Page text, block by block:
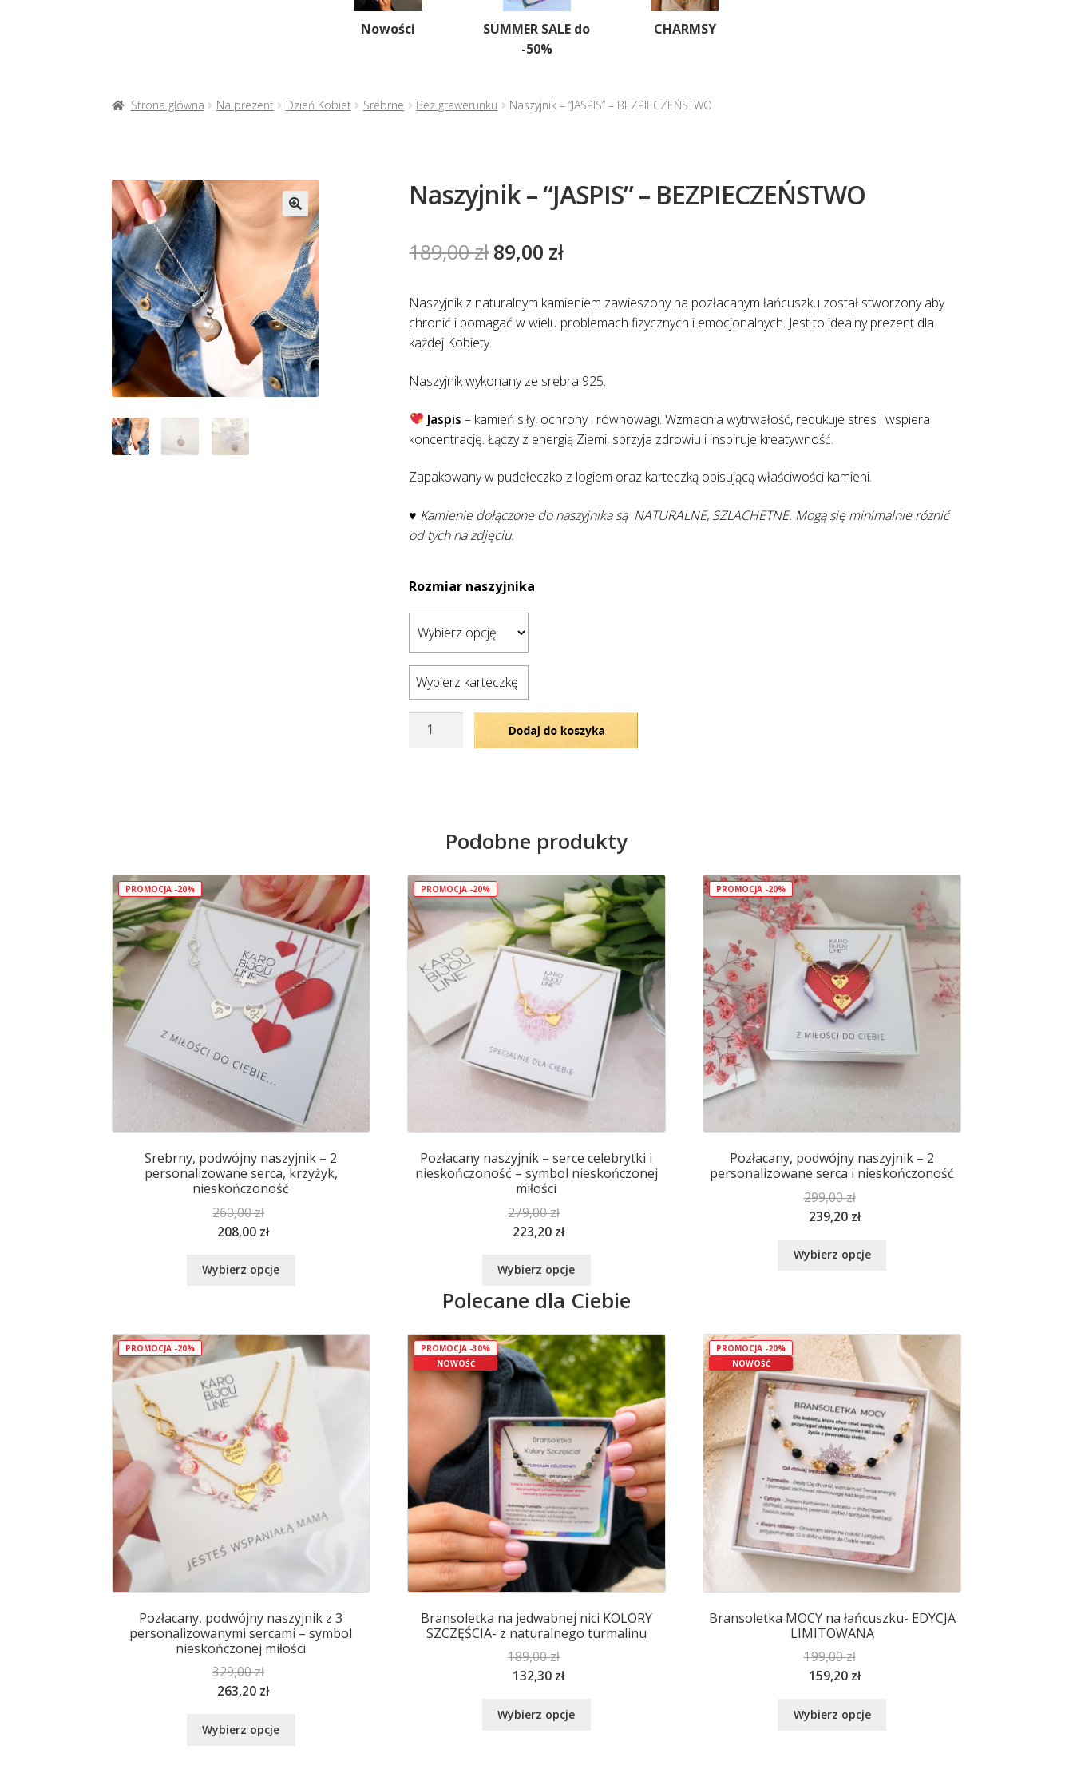
Nowości
SUMMER SALE do
-50%
CHARMSY
Strona główna Na prezent Dzień Kobiet Srebrne Bez grawerunku Naszyjnik – “JASPIS” – BEZPIECZEŃSTWO
Naszyjnik – “JASPIS” – BEZPIECZEŃSTWO
189,00zł Pierwotna
wynosiła:
189,00 zł.
89,00 złAktualna
wynosi:
89,00 zł.
Naszyjnik z naturalnym kamieniem zawieszony na pozłacanym łańcuszku został stworzony aby
chronić i pomagać w wielu problemach fizycznych i emocjonalnych. Jest to idealny prezent dla
każdej Kobiety.
Naszyjnik wykonany ze srebra 925.
Jaspis – kamień siły, ochrony i równowagi. Wzmacnia wytrwałość, redukuje stres i wspiera
koncentrację. Łączy z energią Ziemi, sprzyja zdrowiu i inspiruje kreatywność.
Zapakowany w pudełeczko z logiem oraz karteczką opisującą właściwości kamieni.
♥ Kamienie dołączone do naszyjnika są NATURALNE, SZLACHETNE. Mogą się minimalnie różnić
od tych na zdjęciu.
Rozmiar naszyjnika
Wybierz karteczkę
ilość
Dodaj do koszyka
Podobne produkty
PROMOCJA -20%
Srebrny, podwójny naszyjnik – 2
personalizowane serca, krzyżyk,
nieskończoność
260,00zł
208,00 zł
Wybierz opcje
wariantów.
Opcje
można
PROMOCJA -20%
Pozłacany naszyjnik – serce celebrytki i
nieskończoność – symbol nieskończonej
miłości
279,00zł
223,20 zł
Wybierz opcje
ma
wariantów.
Opcje
można
wybrać
na
stronie
produktu
PROMOCJA -20%
Pozłacany, podwójny naszyjnik – 2
personalizowane serca i nieskończoność
299,00zł
239,20 zł
Wybierz opcje
Opcje
można
wybrać
na
stronie
produktu
Polecane dla Ciebie
PROMOCJA -20%
Pozłacany, podwójny naszyjnik z 3
personalizowanymi sercami – symbol
nieskończonej miłości
329,00zł
263,20 zł
Wybierz opcje
NOWOŚĆ
PROMOCJA -30%
Bransoletka na jedwabnej nici KOLORY
SZCZĘŚCIA- z naturalnego turmalinu
189,00zł
132,30 zł
Wybierz opcje
NOWOŚĆ
PROMOCJA -20%
Bransoletka MOCY na łańcuszku- EDYCJA
LIMITOWANA
199,00zł
159,20 zł
Wybierz opcje